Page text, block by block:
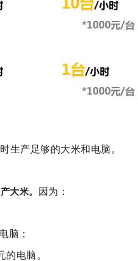
生产足够的大米和电脑。
大米。 因为：
脑；
电脑。